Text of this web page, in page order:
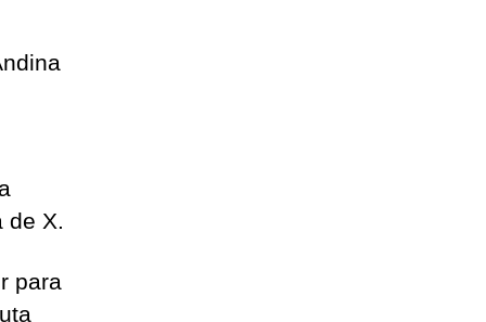
de X.
para